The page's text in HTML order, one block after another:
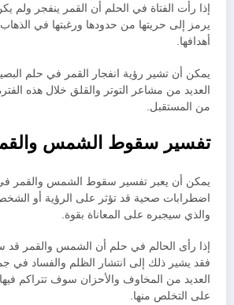
إذا رأت الفتاة في الحلم أن القمر ينفجر ولم
يرمز إلى حريتها من حدودها ورغبتها في
أهدافها.
يمكن أن تشير رؤية انفجار القمر في حلم
العديد من مشاعر التوتر والقلق خلال هذه
من المستقبل.
تفسير سقوط الشمس
يمكن أن يعبر تفسير سقوط الشمس والقمر
اضطرابات صحية قد تؤثر على الرؤية أو
والذي سيجبره على المعاناة بقوة.
إذا رأى الحالم في حلم أن الشمس والقمر
فقد يشير ذلك إلى انتشار الظلم والفساد في
العديد من المخاوف والأحزان سوف تتراكم
على التخلص منها.